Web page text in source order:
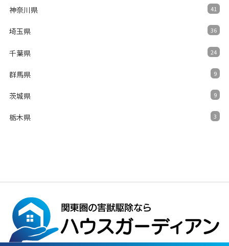
神奈川県 41
埼玉県 36
千葉県 24
群馬県 9
茨城県 9
栃木県 3